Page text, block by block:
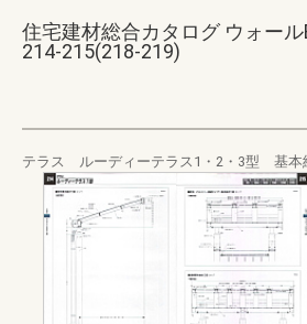
住宅建材総合カタログ ウォー
214-215(218-219)
テラス ルーディーテラス1・2・3型 基本